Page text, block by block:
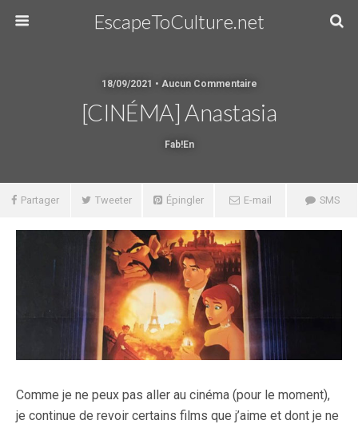
EscapeToCulture.net
18/09/2021 • Aucun Commentaire
[CINÉMA] Anastasia
Fab!en
Partager Tweeter Épingler E-mail SMS
Comme je ne peux pas aller au cinéma (pour le moment),
je continue de revoir certains films que j’aime et dont je ne